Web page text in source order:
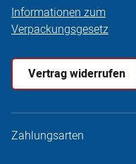
Informationen zum
Verpackungsgesetz
Vertrag widerrufen
Zahlungsarten